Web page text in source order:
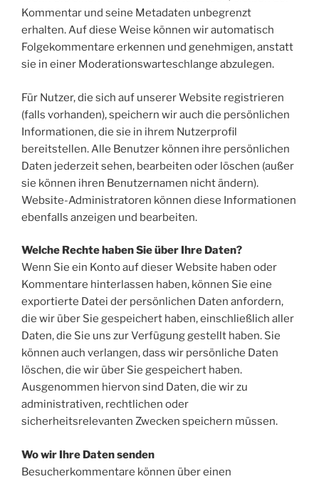
Kommentar und seine Metadaten unbegrenzt
erhalten. Auf diese Weise können wir automatisch
Folgekommentare erkennen und genehmigen, anstatt
sie in einer Moderationswarteschlange abzulegen.
Für Nutzer, die sich auf unserer Website registrieren
(falls vorhanden), speichern wir auch die persönlichen
Informationen, die sie in ihrem Nutzerprofil
bereitstellen. Alle Benutzer können ihre persönlichen
Daten jederzeit sehen, bearbeiten oder löschen (außer
sie können ihren Benutzernamen nicht ändern).
Website-Administratoren können diese Informationen
ebenfalls anzeigen und bearbeiten.
Welche Rechte haben Sie über Ihre Daten?
Wenn Sie ein Konto auf dieser Website haben oder
Kommentare hinterlassen haben, können Sie eine
exportierte Datei der persönlichen Daten anfordern,
die wir über Sie gespeichert haben, einschließlich aller
Daten, die Sie uns zur Verfügung gestellt haben. Sie
können auch verlangen, dass wir persönliche Daten
löschen, die wir über Sie gespeichert haben.
Ausgenommen hiervon sind Daten, die wir zu
administrativen, rechtlichen oder
sicherheitsrelevanten Zwecken speichern müssen.
Wo wir Ihre Daten senden
Besucherkommentare können über einen